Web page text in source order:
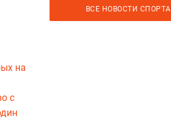
на
с
ВСЕ НОВОСТИ СПОРТА